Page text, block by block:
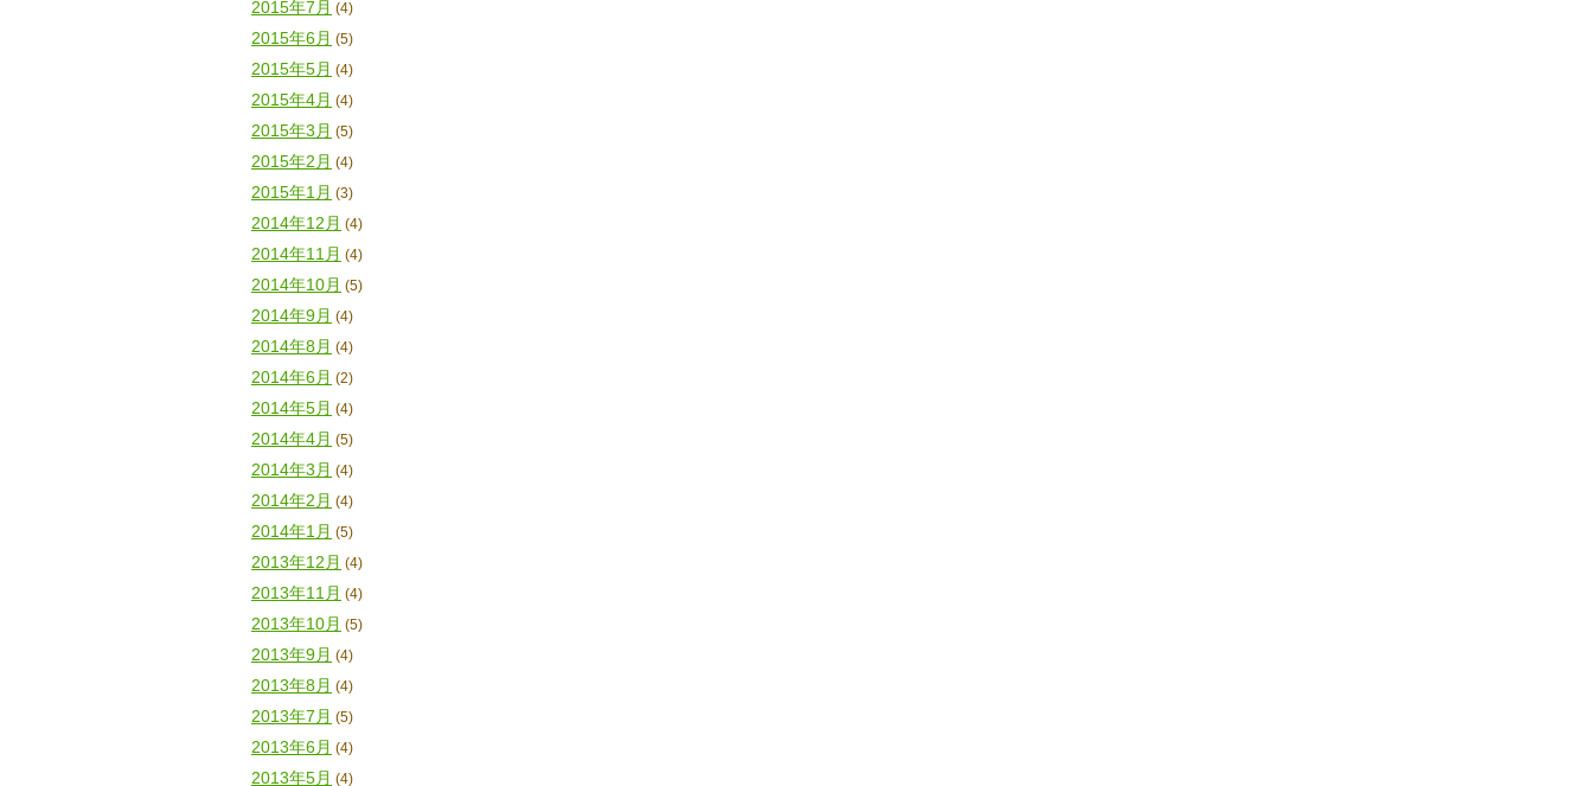
2015年7月 (4)
2015年6月 (5)
2015年5月 (4)
2015年4月 (4)
2015年3月 (5)
2015年2月 (4)
2015年1月 (3)
2014年12月 (4)
2014年11月 (4)
2014年10月 (5)
2014年9月 (4)
2014年8月 (4)
2014年6月 (2)
2014年5月 (4)
2014年4月 (5)
2014年3月 (4)
2014年2月 (4)
2014年1月 (5)
2013年12月 (4)
2013年11月 (4)
2013年10月 (5)
2013年9月 (4)
2013年8月 (4)
2013年7月 (5)
2013年6月 (4)
2013年5月 (4)